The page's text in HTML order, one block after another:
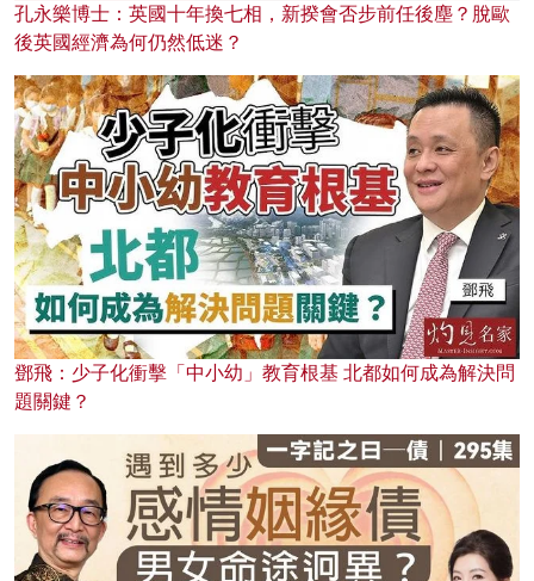
孔永樂博士：英國十年換七相，新揆會否步前任後塵？脫歐
後英國經濟為何仍然低迷？
鄧飛：少子化衝擊「中小幼」教育根基 北都如何成為解決問
題關鍵？